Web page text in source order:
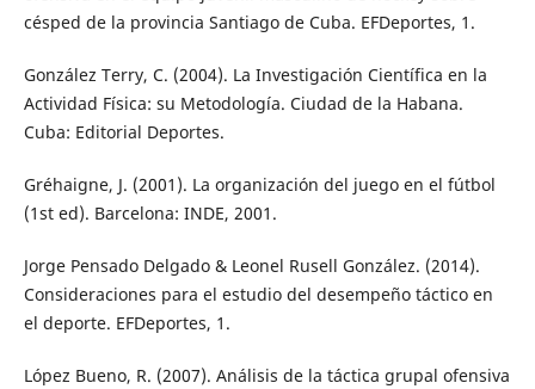
césped de la provincia Santiago de Cuba. EFDeportes, 1.
González Terry, C. (2004). La Investigación Científica en la
Actividad Física: su Metodología. Ciudad de la Habana.
Cuba: Editorial Deportes.
Gréhaigne, J. (2001). La organización del juego en el fútbol
(1st ed). Barcelona: INDE, 2001.
Jorge Pensado Delgado & Leonel Rusell González. (2014).
Consideraciones para el estudio del desempeño táctico en
el deporte. EFDeportes, 1.
López Bueno, R. (2007). Análisis de la táctica grupal ofensiva